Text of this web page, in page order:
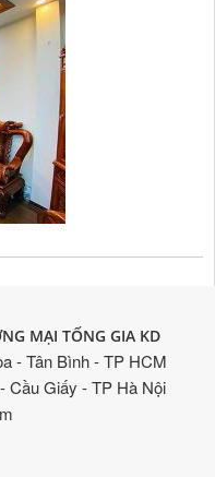
MẠI TỐNG GIA KD
- Tân Bình - TP HCM
Cầu Giấy - TP Hà Nội